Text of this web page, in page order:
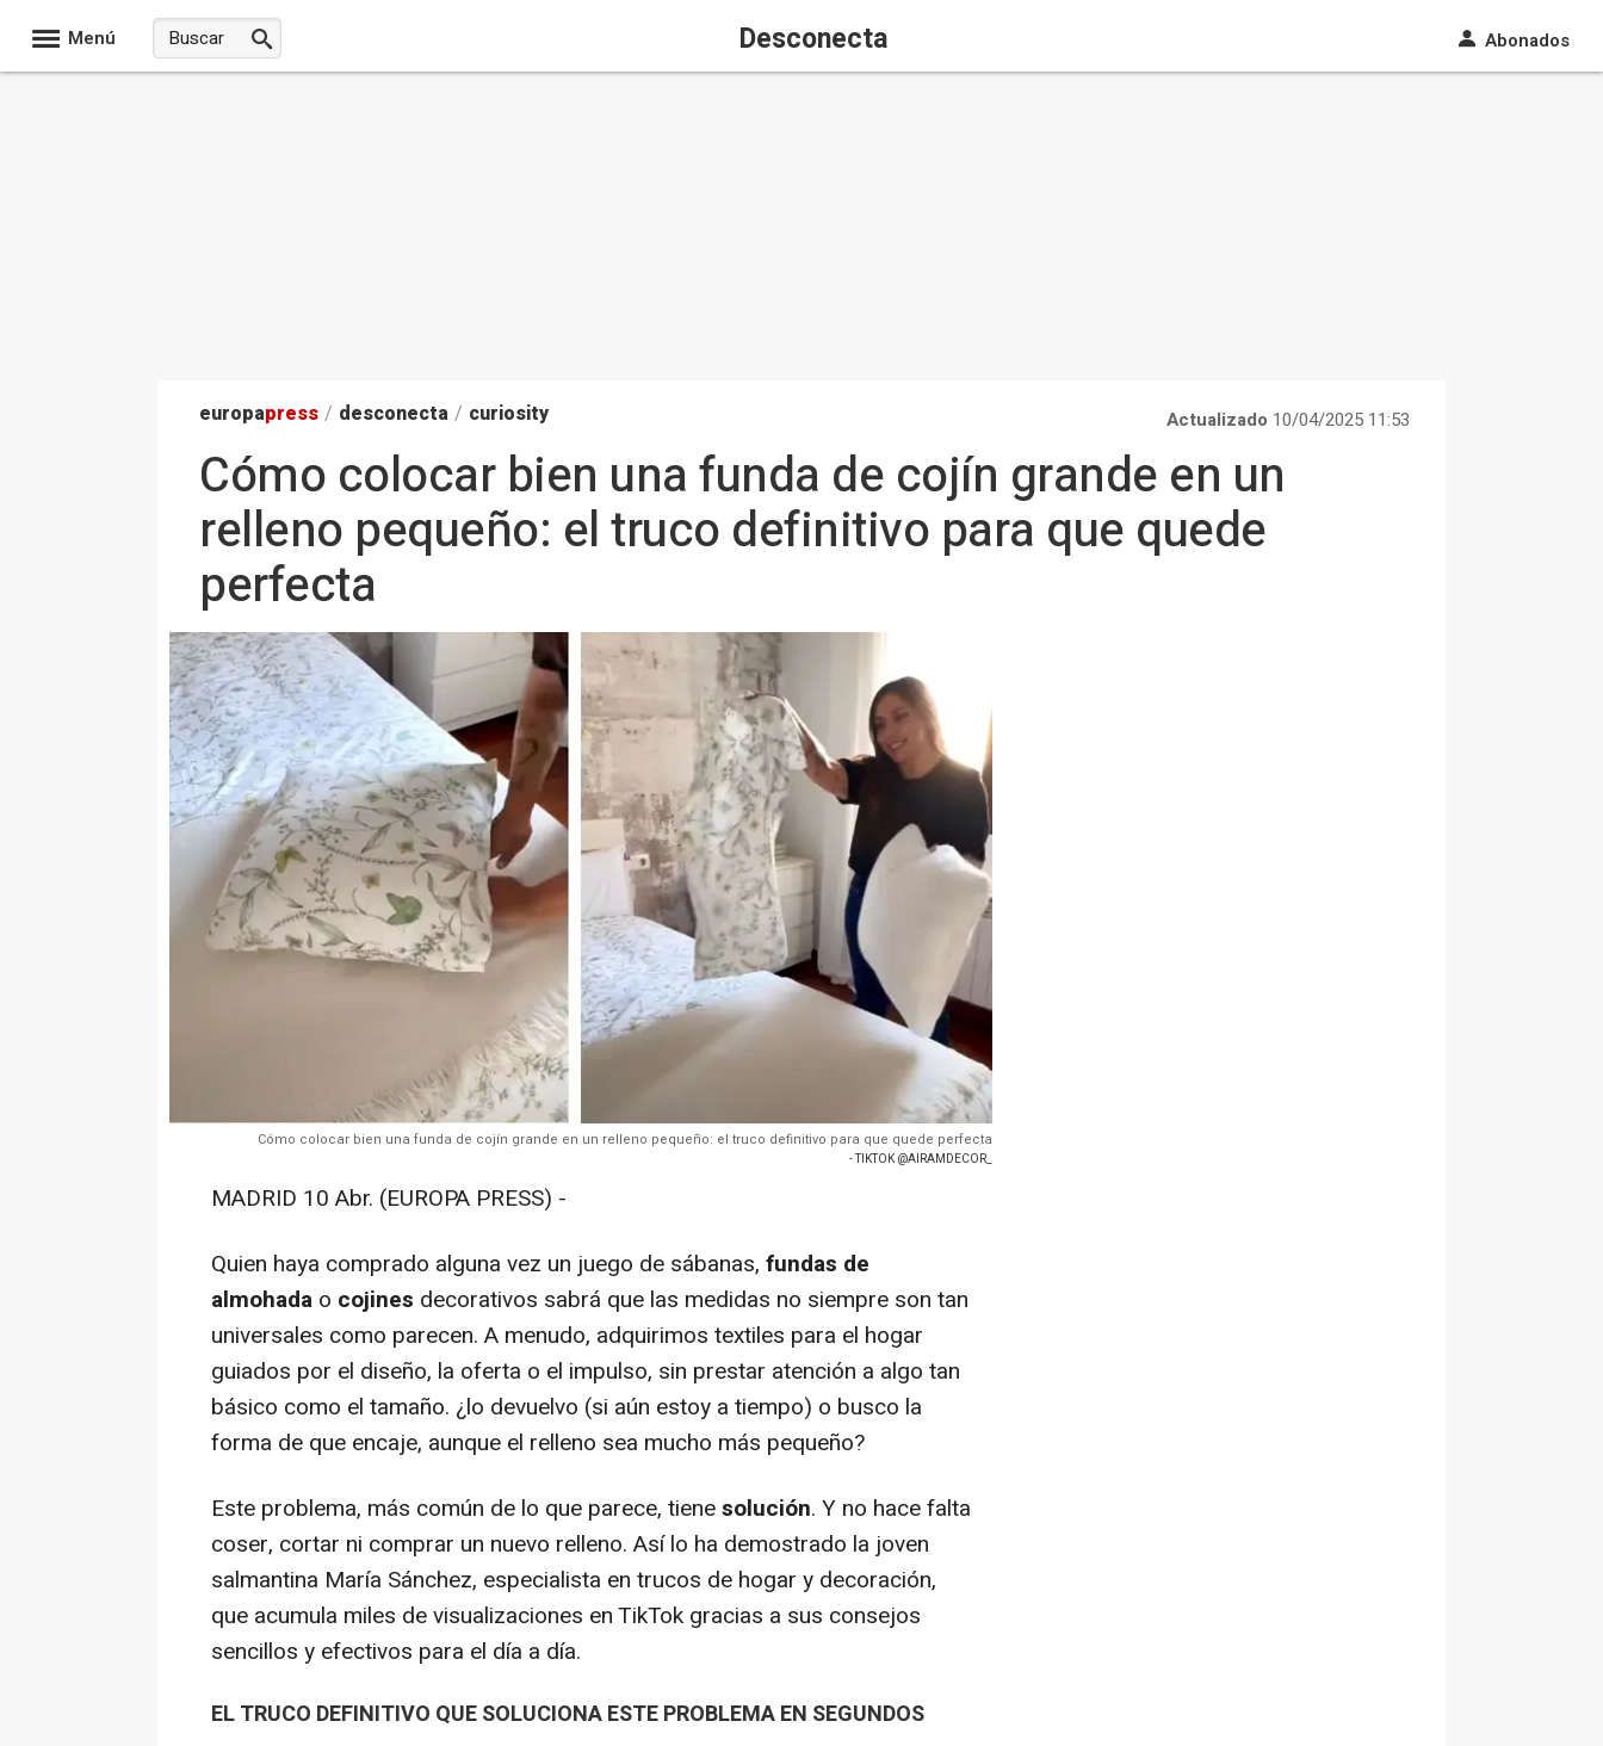
Menú Desconecta Abonados
europapress / desconecta / curiosity Actualizado 10/04/2025 11:53
Cómo colocar bien una funda de cojín grande en un
relleno pequeño: el truco definitivo para que quede
perfecta
Cómo colocar bien una funda de cojín grande en un relleno pequeño: el truco definitivo para que quede perfecta
- TIKTOK @AIRAMDECOR_
MADRID 10 Abr. (EUROPA PRESS) -
Quien haya comprado alguna vez un juego de sábanas, fundas de
almohada o cojines decorativos sabrá que las medidas no siempre son tan
universales como parecen. A menudo, adquirimos textiles para el hogar
guiados por el diseño, la oferta o el impulso, sin prestar atención a algo tan
básico como el tamaño. ¿lo devuelvo (si aún estoy a tiempo) o busco la
forma de que encaje, aunque el relleno sea mucho más pequeño?
Este problema, más común de lo que parece, tienesolución. Y no hace falta
coser, cortar ni comprar un nuevo relleno. Así lo ha demostrado la joven
salmantina María Sánchez, especialista en trucos de hogar y decoración,
que acumula miles de visualizaciones en TikTok gracias a sus consejos
sencillos y efectivos para el día a día.
EL TRUCO DEFINITIVO QUE SOLUCIONA ESTE PROBLEMA EN SEGUNDOS